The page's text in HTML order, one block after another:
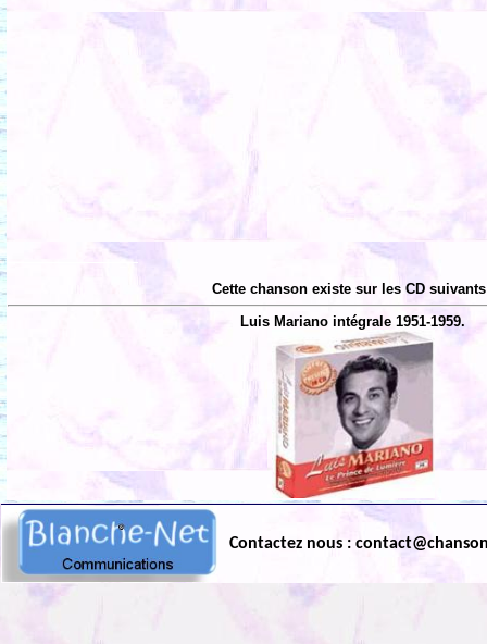
Cette chanson existe sur les CD
Luis Mariano intégrale 1951-1959.
Contactez nous :